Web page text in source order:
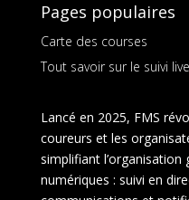
Pages populaires
Carte des courses
Tout savoir sur le suivi
Lancé en 2025, FMS
coureurs et les
simplifiant l’organisation
numériques : suivi en